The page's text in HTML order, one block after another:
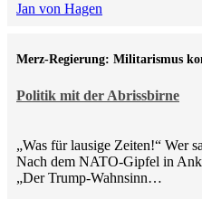
Jan von Hagen
Politik mit der Abrissbirne
Merz-Regierung: Militarismus
„Was für lausige Zeiten!“ Wer
Nach dem NATO-Gipfel in
„Der Trump-Wahnsinn…